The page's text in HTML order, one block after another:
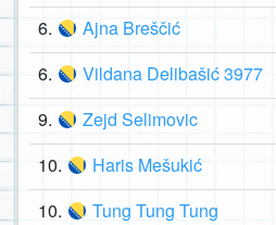
6. Ajna Breščić
6. Vildana Delibašić 3977
9. Zejd Selimovic
10. Haris Mešukić
10. Tung Tung Tung